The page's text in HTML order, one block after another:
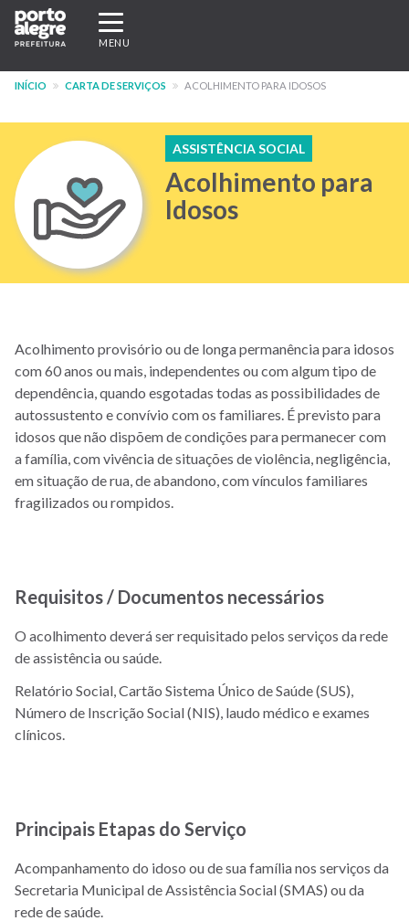
Pular
para
conteúdo
Expandir/recolher
navegação
MENU
INÍCIO CARTA DE SERVIÇOS ACOLHIMENTO PARA IDOSOS
ASSISTÊNCIA SOCIAL
Acolhimento para
Idosos
Acolhimento provisório ou de longa permanência para idosos
com 60 anos ou mais, independentes ou com algum tipo de
dependência, quando esgotadas todas as possibilidades de
autossustento e convívio com os familiares. É previsto para
idosos que não dispõem de condições para permanecer com
a família, com vivência de situações de violência, negligência,
em situação de rua, de abandono, com vínculos familiares
fragilizados ou rompidos.
Requisitos / Documentos necessários
O acolhimento deverá ser requisitado pelos serviços da rede
de assistência ou saúde.
Relatório Social, Cartão Sistema Único de Saúde (SUS),
Número de Inscrição Social (NIS), laudo médico e exames
clínicos.
Principais Etapas do Serviço
Acompanhamento do idoso ou de sua família nos serviços da
Secretaria Municipal de Assistência Social (SMAS) ou da
rede de saúde.